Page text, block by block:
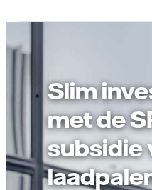
Slim
met de
subsidie